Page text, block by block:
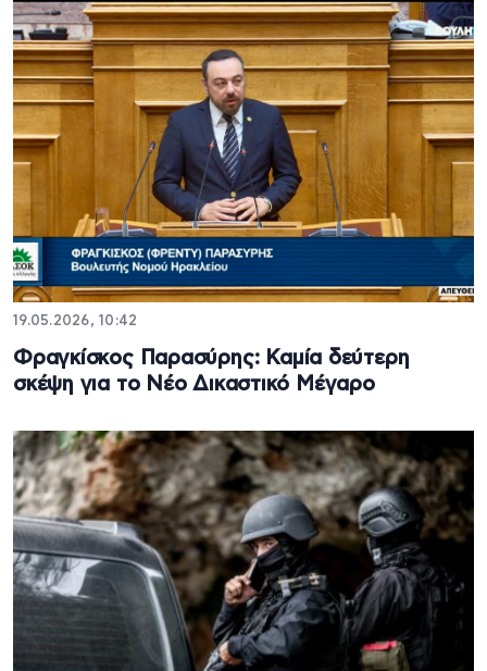
19.05.2026, 10:42
Φραγκίσκος Παρασύρης: Καμία δεύτερη
σκέψη για το Νέο Δικαστικό Μέγαρο